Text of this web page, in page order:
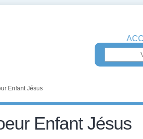
Enfant Jésus
Enfant Jésus